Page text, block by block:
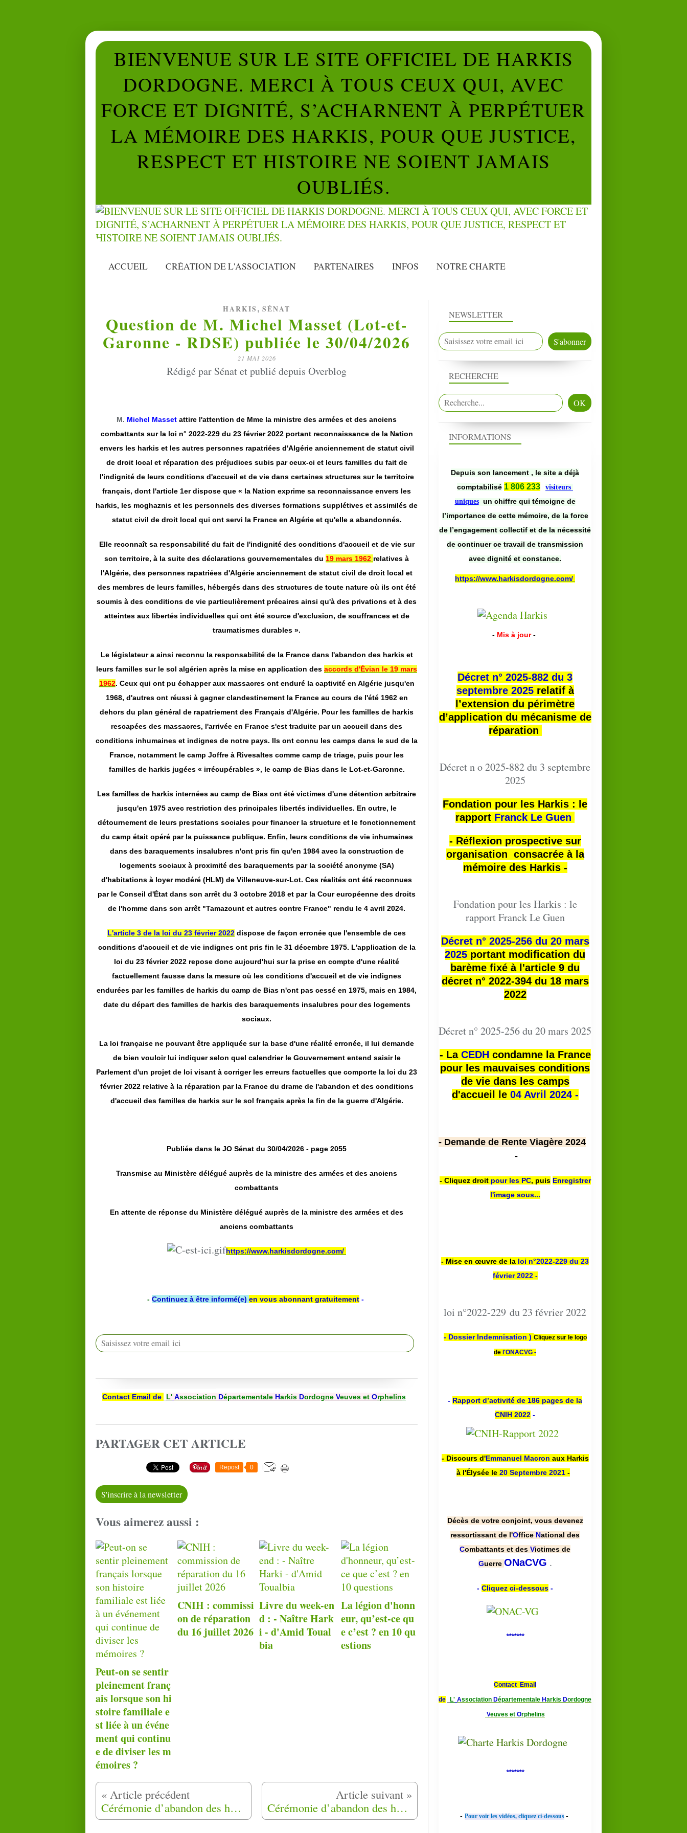
BIENVENUE SUR LE SITE OFFICIEL DE HARKIS
DORDOGNE. MERCI À TOUS CEUX QUI, AVEC
FORCE ET DIGNITÉ, S’ACHARNENT À PERPÉTUER
LA MÉMOIRE DES HARKIS, POUR QUE JUSTICE,
RESPECT ET HISTOIRE NE SOIENT JAMAIS
OUBLIÉS.
ACCUEIL CRÉATION DE L'ASSOCIATION PARTENAIRES INFOS NOTRE CHARTE
HARKIS , SÉNAT
Question de M. Michel Masset (Lot-et-
Garonne - RDSE) publiée le 30/04/2026
21 MAI 2026
Rédigé par Sénat et publié depuis Overblog
M. Michel Masset attire l'attention de Mme la ministre des armées et des anciens
combattants sur la loi n° 2022-229 du 23 février 2022 portant reconnaissance de la Nation
envers les harkis et les autres personnes rapatriées d'Algérie anciennement de statut civil
de droit local et réparation des préjudices subis par ceux-ci et leurs familles du fait de
l'indignité de leurs conditions d'accueil et de vie dans certaines structures sur le territoire
français, dont l'article 1er dispose que « la Nation exprime sa reconnaissance envers les
harkis, les moghaznis et les personnels des diverses formations supplétives et assimilés de
statut civil de droit local qui ont servi la France en Algérie et qu'elle a abandonnés.
Elle reconnaît sa responsabilité du fait de l'indignité des conditions d'accueil et de vie sur
son territoire, à la suite des déclarations gouvernementales du 19 mars 1962 relatives à
l'Algérie, des personnes rapatriées d'Algérie anciennement de statut civil de droit local et
des membres de leurs familles, hébergés dans des structures de toute nature où ils ont été
soumis à des conditions de vie particulièrement précaires ainsi qu'à des privations et à des
atteintes aux libertés individuelles qui ont été source d'exclusion, de souffrances et de
traumatismes durables ».
Le législateur a ainsi reconnu la responsabilité de la France dans l'abandon des harkis et
leurs familles sur le sol algérien après la mise en application des accords d'Évian le 19 mars
1962. Ceux qui ont pu échapper aux massacres ont enduré la captivité en Algérie jusqu'en
1968, d'autres ont réussi à gagner clandestinement la France au cours de l'été 1962 en
dehors du plan général de rapatriement des Français d'Algérie. Pour les familles de harkis
rescapées des massacres, l'arrivée en France s'est traduite par un accueil dans des
conditions inhumaines et indignes de notre pays. Ils ont connu les camps dans le sud de la
France, notamment le camp Joffre à Rivesaltes comme camp de triage, puis pour les
familles de harkis jugées « irrécupérables », le camp de Bias dans le Lot-et-Garonne.
Les familles de harkis internées au camp de Bias ont été victimes d'une détention arbitraire
jusqu'en 1975 avec restriction des principales libertés individuelles. En outre, le
détournement de leurs prestations sociales pour financer la structure et le fonctionnement
du camp était opéré par la puissance publique. Enfin, leurs conditions de vie inhumaines
dans des baraquements insalubres n'ont pris fin qu'en 1984 avec la construction de
logements sociaux à proximité des baraquements par la société anonyme (SA)
d'habitations à loyer modéré (HLM) de Villeneuve-sur-Lot. Ces réalités ont été reconnues
par le Conseil d'État dans son arrêt du 3 octobre 2018 et par la Cour européenne des droits
de l'homme dans son arrêt "Tamazount et autres contre France" rendu le 4 avril 2024.
L'article 3 de la loi du 23 février 2022 dispose de façon erronée que l'ensemble de ces
conditions d'accueil et de vie indignes ont pris fin le 31 décembre 1975. L'application de la
loi du 23 février 2022 repose donc aujourd'hui sur la prise en compte d'une réalité
factuellement fausse dans la mesure où les conditions d'accueil et de vie indignes
endurées par les familles de harkis du camp de Bias n'ont pas cessé en 1975, mais en 1984,
date du départ des familles de harkis des baraquements insalubres pour des logements
sociaux.
La loi française ne pouvant être appliquée sur la base d'une réalité erronée, il lui demande
de bien vouloir lui indiquer selon quel calendrier le Gouvernement entend saisir le
Parlement d'un projet de loi visant à corriger les erreurs factuelles que comporte la loi du 23
février 2022 relative à la réparation par la France du drame de l'abandon et des conditions
d'accueil des familles de harkis sur le sol français après la fin de la guerre d'Algérie.
Publiée dans le JO Sénat du 30/04/2026 - page 2055
Transmise au Ministère délégué auprès de la ministre des armées et des anciens
combattants
En attente de réponse du Ministère délégué auprès de la ministre des armées et des
anciens combattants
https://www.harkisdordogne.com/
- Continuez à être informé(e) en vous abonnant gratuitement -
Contact Email de L' Association Départementale Harkis Dordogne Veuves et Orphelins
PARTAGER CET ARTICLE
Repost 0
S'inscrire à la newsletter
Vous aimerez aussi :
Peut-on se sentir
pleinement franç
ais lorsque son hi
stoire familiale e
st liée à un événe
ment qui continu
e de diviser les m
émoires ?
CNIH : commissi
on de réparation
du 16 juillet 2026
Livre du week-en
d : - Naître Hark
i - d'Amid Toual
bia
La légion d'honn
eur, qu’est-ce qu
e c’est ? en 10 qu
estions
Cérémonie d’abandon des harkis le mardi 12 mai à Mouans-Sartoux (06) Cérémonie d’abandon des harkis le mardi 12 mai à Mas Thibert (13)
NEWSLETTER
RECHERCHE
INFORMATIONS
Depuis son lancement , le site a déjà
comptabilisé 1 806 233
visiteurs
uniques un chiffre qui témoigne de
l’importance de cette mémoire, de la force
de l’engagement collectif et de la nécessité
de continuer ce travail de transmission
avec dignité et constance.
https://www.harkisdordogne.com/
- Mis à jour -
Décret n° 2025-882 du 3
septembre 2025relatif à
l’extension du périmètre
d’application du mécanisme de
réparation
Décret n o 2025-882 du 3 septembre
2025
Fondation pour les Harkis : le
rapport Franck Le Guen
- Réflexion prospective sur
organisation consacrée à la
mémoire des Harkis -
Fondation pour les Harkis : le
rapport Franck Le Guen
Décret n° 2025-256 du 20 mars
2025 portant modification du
barème fixé à l'article 9 du
décret n° 2022-394 du 18 mars
2022
Décret n° 2025-256 du 20 mars 2025
- La CEDHcondamne la France
pour les mauvaises conditions
de vie dans les camps
d'accueil le 04 Avril 2024 -
- Demande de Rente Viagère 2024
-
- Cliquez droit pour les PC, puis Enregistrer
l'image sous...
- Mise en œuvre de la loi n°2022-229 du 23
février 2022 -
loi n°2022-229 du 23 février 2022
- Dossier Indemnisation ) Cliquez sur le logo
de l'ONACVG -
- Rapport d’activité de 186 pages de la
CNIH 2022 -
- Discours d'Emmanuel Macron aux Harkis
à l'Élysée le 20 Septembre 2021 -
Décès de votre conjoint, vous devenez
ressortissant de l'Office National des
Combattants et des Victimes de
Guerre ONaCVG .
- Cliquez ci-dessous -
*******
Contact Email
de L' Association Départementale Harkis Dordogne
Veuves et Orphelins
*******
- Pour voir les vidéos, cliquez ci-dessous -